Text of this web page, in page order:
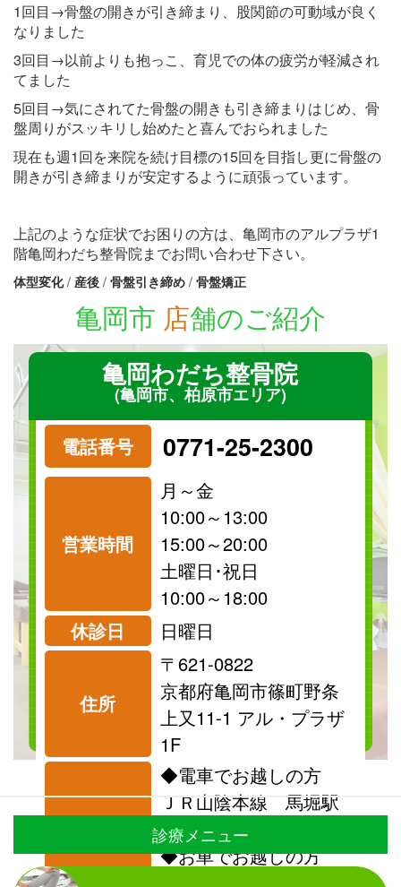
1回目→骨盤の開きが引き締まり、股関節の可動域が良く
なりました
3回目→以前よりも抱っこ、育児での体の疲労が軽減され
てました
5回目→気にされてた骨盤の開きも引き締まりはじめ、骨
盤周りがスッキリし始めたと喜んでおられました
現在も週1回を来院を続け目標の15回を目指し更に骨盤の
開きが引き締まりが安定するように頑張っています。
上記のような症状でお困りの方は、亀岡市のアルプラザ1
階亀岡わだち整骨院までお問い合わせ下さい。
体型変化/ 産後 / 骨盤引き締め / 骨盤矯正
亀岡市 店舗のご紹介
亀岡わだち整骨院
(亀岡市、柏原市エリア)
電話番号 0771-25-2300
営業時間
月～金
10:00～13:00
15:00～20:00
土曜日･祝日
10:00～18:00
休診日
日曜日
住所
〒621-0822
京都府亀岡市篠町野条
上又11-1 アル・プラザ
1F
◆電車でお越しの方
ＪＲ山陰本線 馬堀駅
より徒歩14分
◆お車でお越しの方
祝日
診療可
保険
診療可
料金表を見る
診療メニュー